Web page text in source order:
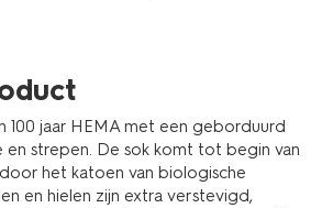
100 jaar HEMA met een geborduurd
strepen. De sok komt tot begin van
het katoen van biologische
en hielen zijn extra verstevigd,